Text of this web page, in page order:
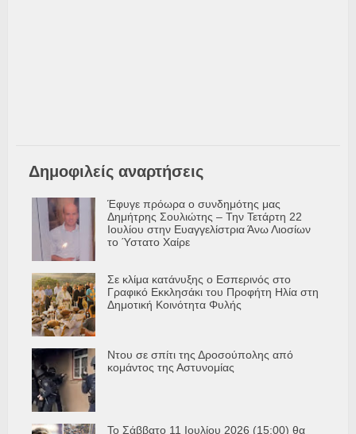
Δημοφιλείς αναρτήσεις
Έφυγε πρόωρα ο συνδημότης μας
Δημήτρης Σουλιώτης – Την Τετάρτη 22
Ιουλίου στην Ευαγγελίστρια Άνω Λιοσίων
το Ύστατο Χαίρε
Σε κλίμα κατάνυξης ο Εσπερινός στο
Γραφικό Εκκλησάκι του Προφήτη Ηλία στη
Δημοτική Κοινότητα Φυλής
Ντου σε σπίτι της Δροσούπολης από
κομάντος της Αστυνομίας
Το Σάββατο 11 Ιουλίου 2026 (15:00) θα